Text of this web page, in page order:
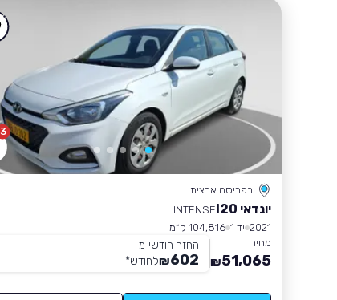
3
בפריסה ארצית
יונדאי I20
INTENSE
2021 יד 1
104,816 ק״מ
מחיר
51,065
₪
החזר חודשי מ-
602
₪לחודש*